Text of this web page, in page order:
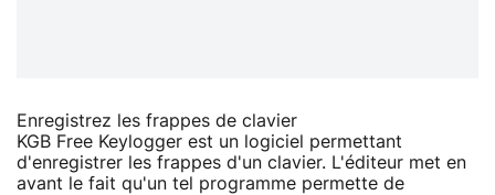
Enregistrez les frappes de clavier
KGB Free Keylogger est un logiciel permettant
d'enregistrer les frappes d'un clavier. L'éditeur met en
avant le fait qu'un tel programme permette de